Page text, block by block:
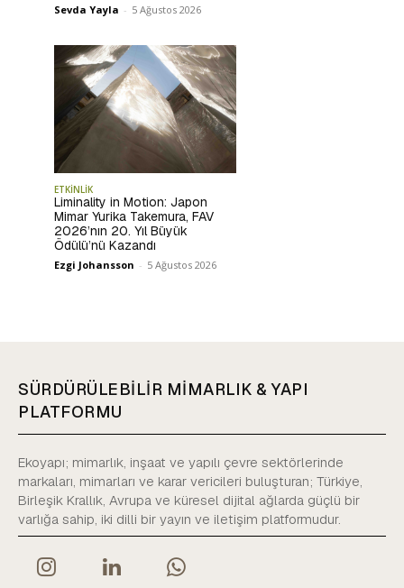
Sevda Yayla - 5 Ağustos 2026
ETKİNLİK
Liminality in Motion: Japon
Mimar Yurika Takemura, FAV
2026’nın 20. Yıl Büyük
Ödülü’nü Kazandı
Ezgi Johansson - 5 Ağustos 2026
SÜRDÜRÜLEBİLİR MİMARLIK & YAPI
PLATFORMU
Ekoyapı; mimarlık, inşaat ve yapılı çevre sektörlerinde
markaları, mimarları ve karar vericileri buluşturan; Türkiye,
Birleşik Krallık, Avrupa ve küresel dijital ağlarda güçlü bir
varlığa sahip, iki dilli bir yayın ve iletişim platformudur.